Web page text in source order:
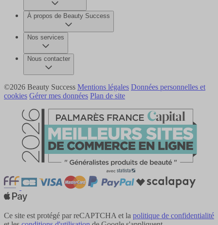
À propos de Beauty Success
Nos services
Nous contacter
©2026 Beauty Success Mentions légales Données personnelles et
cookies Gérer mes données Plan de site
Ce site est protégé par reCAPTCHA et la politique de confidentialité